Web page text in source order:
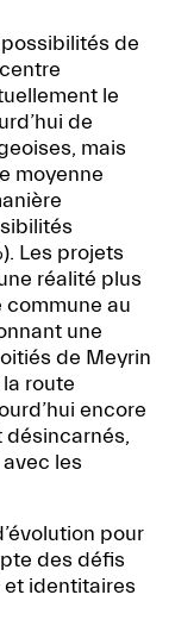
de
le
de
mais
moyenne
Les projets
réalité plus
commune au
une
de Meyrin
route
encore
désincarnés,
les
pour
des défis
identitaires